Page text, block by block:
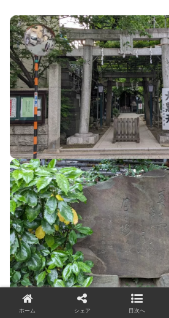
ホーム シェア 目次へ